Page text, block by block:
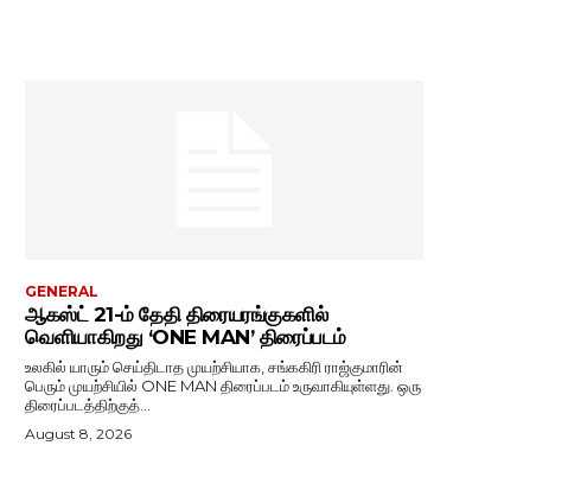
GENERAL
ஆகஸ்ட் 21-ம் தேதி திரையரங்குகளில்
வெளியாகிறது ‘ONE MAN’ திரைப்படம்
உலகில் யாரும் செய்திடாத முயற்சியாக, சங்ககிரி ராஜ்குமாரின்
பெரும் முயற்சியில் ONE MAN திரைப்படம் உருவாகியுள்ளது. ஒரு
திரைப்படத்திற்குத்...
August 8, 2026